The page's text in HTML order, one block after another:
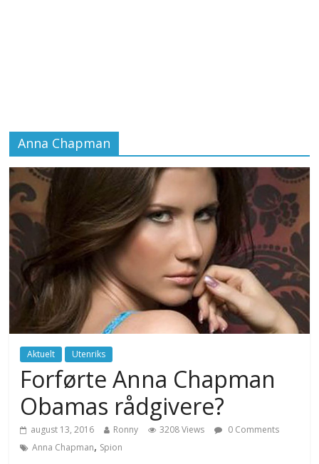
Anna Chapman
Aktuelt Utenriks
Forførte Anna Chapman
Obamas rådgivere?
august 13, 2016 Ronny 3208 Views
0 Comments
Anna Chapman, Spion